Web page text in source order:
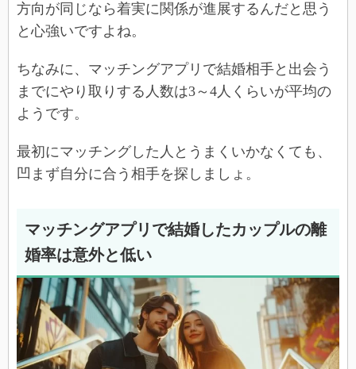
方向が同じなら着実に関係が進展するんだと思う
と心強いですよね。
ちなみに、マッチングアプリで結婚相手と出会う
までにやり取りする人数は3～4人くらいが平均の
ようです。
最初にマッチングした人とうまくいかなくても、
凹まず自分に合う相手を探しましょ。
マッチングアプリで結婚したカップルの離
婚率は意外と低い